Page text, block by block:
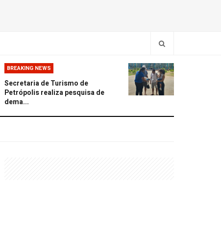
BREAKING NEWS
Secretaria de Turismo de
Petrópolis realiza pesquisa de
dema...